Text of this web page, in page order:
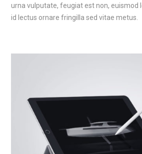
urna vulputate, feugiat est non, euismod
id lectus ornare fringilla sed vitae metus.